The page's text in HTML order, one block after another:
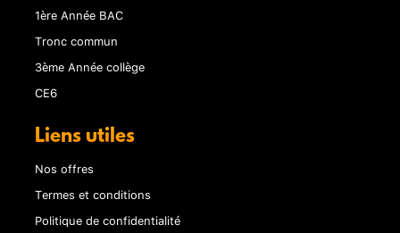
1ère Année BAC
Tronc commun
3ème Année collège
CE6
Liens utiles
Nos offres
Termes et conditions
Politique de confidentialité